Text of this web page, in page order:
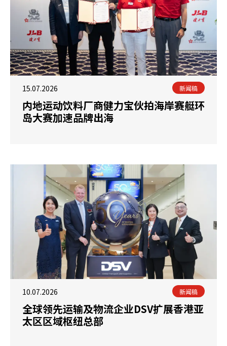
15.07.2026 新闻稿
内地运动饮料厂商健力宝伙拍海岸赛艇环
岛大赛加速品牌出海
10.07.2026 新闻稿
全球领先运输及物流企业DSV扩展香港亚
太区区域枢纽总部